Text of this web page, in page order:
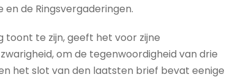
de Ringsvergaderingen.
toont te zijn, geeft het voor zijne
om de tegenwoordigheid van drie
het slot van den laatsten brief bevat eenige